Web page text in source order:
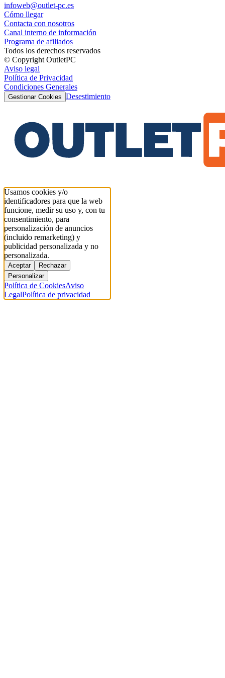
infoweb@outlet-pc.es
Cómo llegar
Contacta con nosotros
Canal interno de información
Programa de afiliados
Todos los derechos reservados
© Copyright OutletPC
Aviso legal
Política de Privacidad
Condiciones Generales
Gestionar Cookies Desestimiento
Usamos cookies y/o
identificadores para que la web
funcione, medir su uso y, con tu
consentimiento, para
personalización de anuncios
(incluido remarketing) y
publicidad personalizada y no
personalizada.
Aceptar
Rechazar
Personalizar
Política de CookiesAviso
LegalPolítica de privacidad